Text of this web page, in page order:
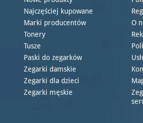
Najczęściej kupowane
Marki producentów
Tonery
Tusze
Paski do zegarków
Zegarki damskie
Zegarki dla dzieci
Zegarki męskie
O